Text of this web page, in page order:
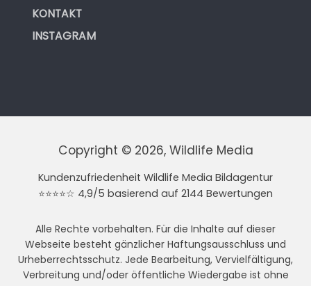
KONTAKT
INSTAGRAM
Copyright © 2026, Wildlife Media
Kundenzufriedenheit Wildlife Media Bildagentur
⭐⭐⭐⭐☆ 4,9/5 basierend auf 2144 Bewertungen
Alle Rechte vorbehalten. Für die Inhalte auf dieser
Webseite besteht gänzlicher Haftungsausschluss und
Urheberrechtsschutz. Jede Bearbeitung, Vervielfältigung,
Verbreitung und/oder öffentliche Wiedergabe ist ohne